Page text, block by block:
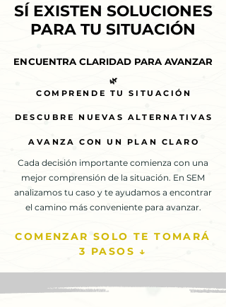
SÍ EXISTEN SOLUCIONES
PARA TU SITUACIÓN
SÍ EXISTEN SOLUCIONES
PARA TU SITUACIÓN
ENCUENTRA CLARIDAD PARA AVANZAR
ENCUENTRA CLARIDAD PARA AVANZAR
🌿
COMPRENDE TU SITUACIÓN
DESCUBRE NUEVAS ALTERNATIVAS
AVANZA CON UN PLAN CLARO
🌿
COMPRENDE TU SITUACIÓN
DESCUBRE NUEVAS ALTERNATIVAS
AVANZA CON UN PLAN CLARO
Cada decisión importante comienza con una
mejor comprensión de la situación. En SEM
analizamos tu caso y te ayudamos a encontrar
el camino más conveniente para avanzar.
COMENZAR SOLO TE TOMARÁ
3 PASOS ↓